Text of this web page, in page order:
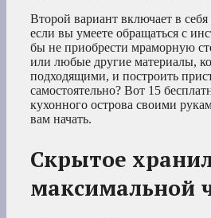
Второй вариант включает в
если вы умеете обращаться с
бы не приобрести мраморную
или любые другие материалы,
подходящими, и построить
самостоятельно? Вот 15
кухонного острова своими
вам начать.
Скрытое
максимальной